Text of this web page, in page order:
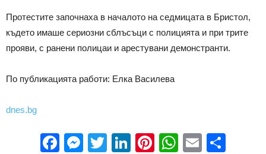
Протестите започнаха в началото на седмицата в Бристол,
където имаше сериозни сблъсъци с полицията и при трите
прояви, с ранени полицаи и арестувани демонстранти.
По публикацията работи: Елка Василева
dnes.bg
Facebook
Messenger
Twitter
LinkedIn
Pinterest
WhatsApp
Email